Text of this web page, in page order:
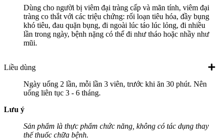
Dùng cho người bị viêm đại tràng cấp và mãn tính, viêm đại
tràng co thắt với các triệu chứng: rối loạn tiêu hóa, đầy bụng
khó tiêu, đau quặn bụng, đi ngoài lúc táo lúc lỏng, đi nhiều
lần trong ngày, bệnh nặng có thể đi như tháo hoặc nhầy như
mũi.
Liều dùng
Ngày uống 2 lần, mỗi lần 3 viên, trước khi ăn 30 phút. Nên
uống liên tục 3 - 6 tháng.
Lưu ý
Sản phẩm là thực phẩm chức năng, không có tác dụng thay
thế thuốc chữa bệnh.